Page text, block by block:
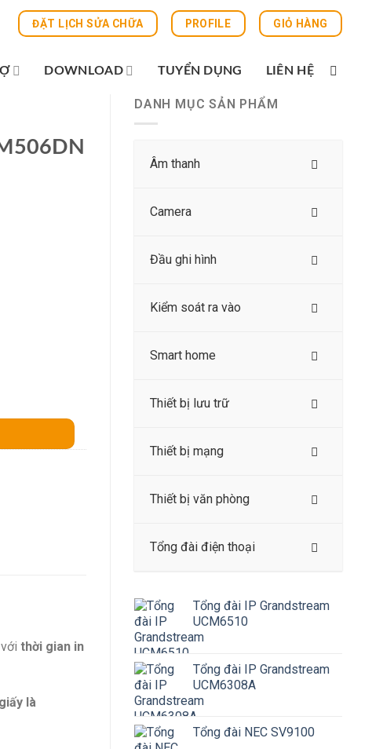
ĐẶT LỊCH SỬA CHỮA PROFILE GIỎ HÀNG
DOWNLOAD TUYỂN DỤNG LIÊN HỆ
DANH MỤC SẢN PHẨM
Âm thanh
Camera
Đầu ghi hình
Kiểm soát ra vào
Smart home
Thiết bị lưu trữ
Thiết bị mạng
Thiết bị văn phòng
Tổng đài điện thoại
Tổng đài IP Grandstream
UCM6510
Tổng đài IP Grandstream
UCM6308A
Tổng đài NEC SV9100
thời gian in
là